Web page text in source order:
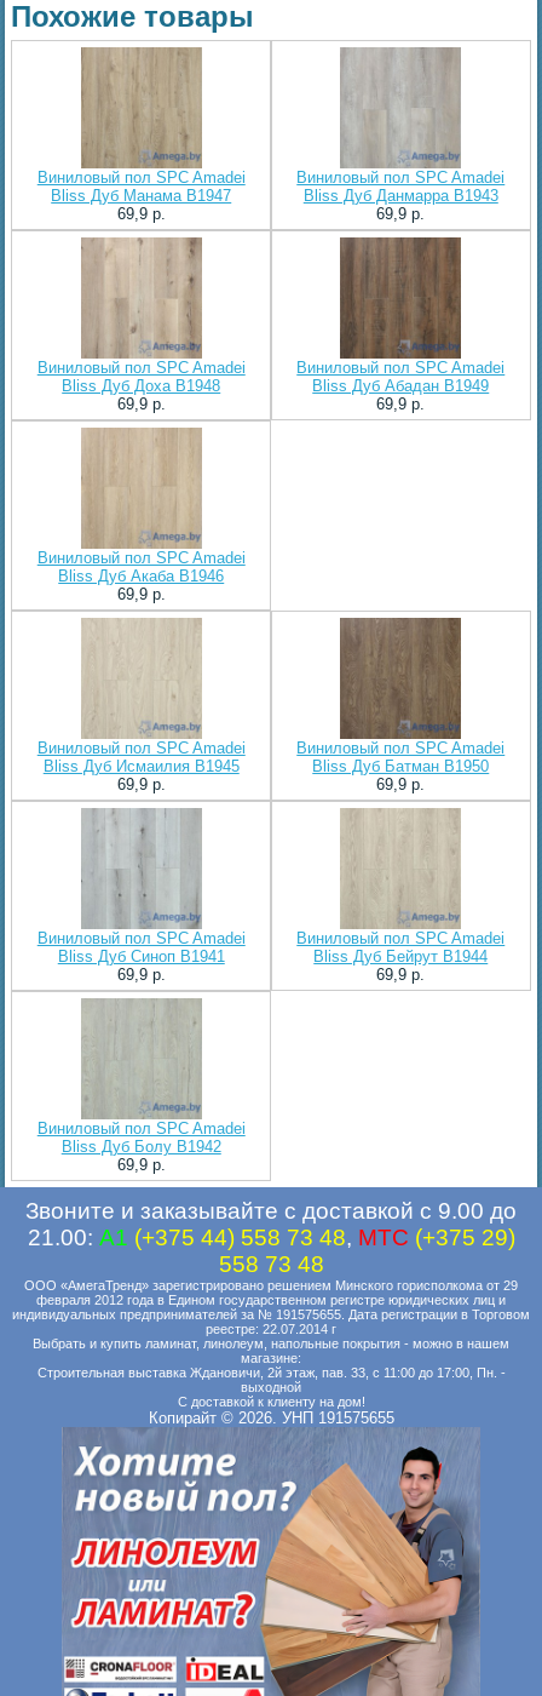
Похожие товары
Виниловый пол SPC Amadei
Bliss Дуб Манама B1947
69,9 p.
Виниловый пол SPC Amadei
Bliss Дуб Данмарра B1943
69,9 p.
Виниловый пол SPC Amadei
Bliss Дуб Доха B1948
69,9 p.
Виниловый пол SPC Amadei
Bliss Дуб Абадан B1949
69,9 p.
Виниловый пол SPC Amadei
Bliss Дуб Акаба B1946
69,9 p.
Виниловый пол SPC Amadei
Bliss Дуб Исмаилия B1945
69,9 p.
Виниловый пол SPC Amadei
Bliss Дуб Батман B1950
69,9 p.
Виниловый пол SPC Amadei
Bliss Дуб Синоп B1941
69,9 p.
Виниловый пол SPC Amadei
Bliss Дуб Бейрут B1944
69,9 p.
Виниловый пол SPC Amadei
Bliss Дуб Болу B1942
69,9 p.
Звоните и заказывайте с доставкой с 9.00 до
21.00: A1 (+375 44) 558 73 48, MTC (+375 29)
558 73 48
ООО «АмегаТренд» зарегистрировано решением Минского горисполкома от 29
февраля 2012 года в Едином государственном регистре юридических лиц и
индивидуальных предпринимателей за № 191575655. Дата регистрации в Торговом
реестре: 22.07.2014 г
Выбрать и купить ламинат, линолеум, напольные покрытия - можно в нашем
магазине:
Строительная выставка Ждановичи, 2й этаж, пав. 33, с 11:00 до 17:00, Пн. -
выходной
С доставкой к клиенту на дом!
Копирайт © 2026. УНП 191575655